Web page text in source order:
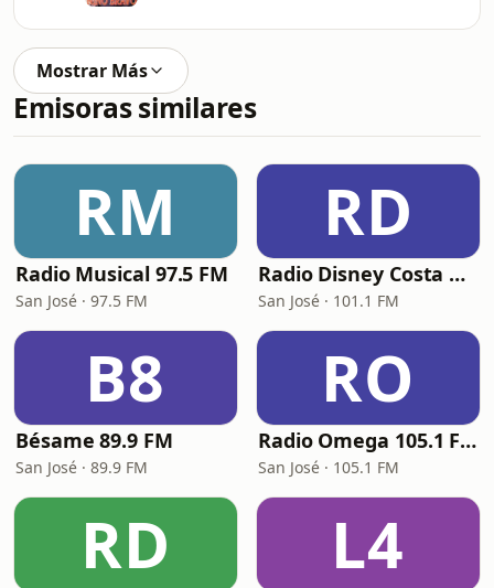
Mostrar Más
Emisoras similares
RM
Radio Musical 97.5 FM
San José · 97.5 FM
RD
Radio Disney Costa Rica
San José · 101.1 FM
B8
Bésame 89.9 FM
San José · 89.9 FM
RO
Radio Omega 105.1 FM
San José · 105.1 FM
RD L4